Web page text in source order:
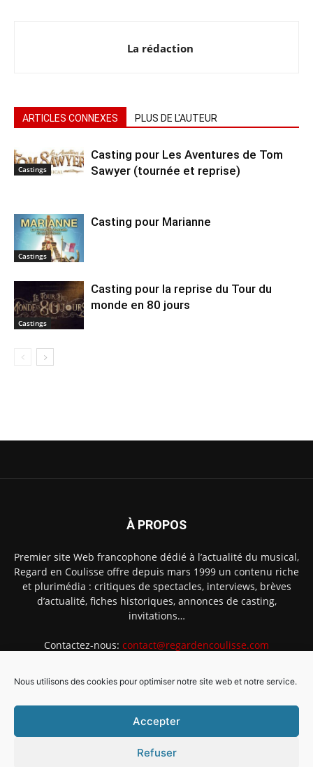
Nous utilisons des cookies pour optimiser notre site web et notre service.
Accepter
Refuser
La rédaction
ARTICLES CONNEXES PLUS DE L'AUTEUR
Castings
Casting pour Les Aventures de Tom
Sawyer (tournée et reprise)
Castings
Casting pour Marianne
Castings
Casting pour la reprise du Tour du
monde en 80 jours
À PROPOS
Premier site Web francophone dédié à l’actualité du musical,
Regard en Coulisse offre depuis mars 1999 un contenu riche
et plurimédia : critiques de spectacles, interviews, brèves
d’actualité, fiches historiques, annonces de casting,
invitations…
Contactez-nous: contact@regardencoulisse.com